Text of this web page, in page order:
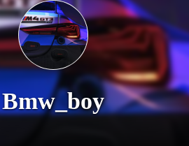
Bmw_boy